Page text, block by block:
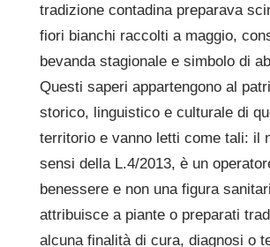
tradizione contadina preparava
fiori bianchi raccolti a maggio,
bevanda stagionale e simbolo di
Questi saperi appartengono al
storico, linguistico e culturale di
territorio e vanno letti come tali: il
sensi della L.4/2013, è un
benessere e non una figura
attribuisce a piante o preparati
alcuna finalità di cura, diagnosi o